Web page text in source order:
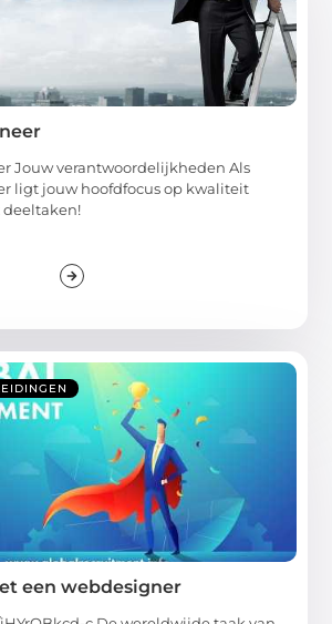
Jouw verantwoordelijkheden Als
ligt jouw hoofdfocus op kwaliteit
een webdesigner